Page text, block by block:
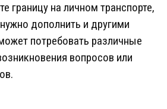
границу на личном транспорте,
дополнить и другими
потребовать различные
вопросов или